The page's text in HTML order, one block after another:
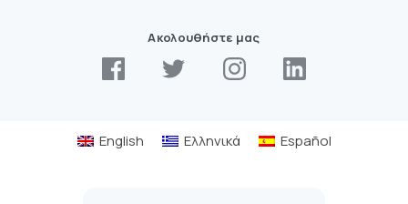
Ακολουθήστε μας
English Ελληνικά Español